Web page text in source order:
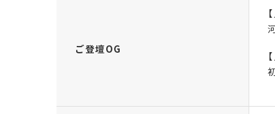
ご登壇OG